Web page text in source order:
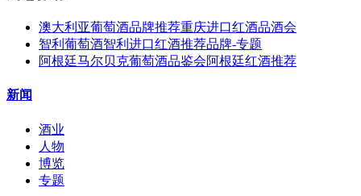
澳大利亚葡萄酒品牌推荐重庆进口红酒品酒会
智利葡萄酒智利进口红酒推荐品牌-专题
阿根廷马尔贝克葡萄酒品鉴会阿根廷红酒推荐
新闻
酒业
人物
博览
专题